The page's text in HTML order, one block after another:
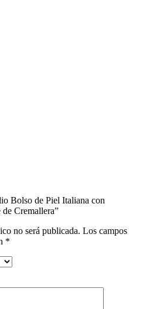
Bolso de Piel Italiana con
Cremallera”
no será publicada. Los campos
*